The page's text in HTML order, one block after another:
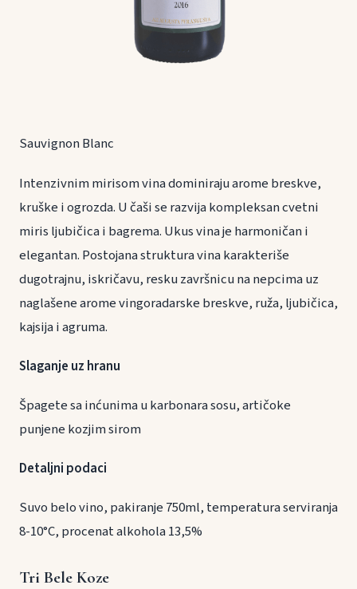
Sauvignon Blanc
Intenzivnim mirisom vina dominiraju arome breskve,
kruške i ogrozda. U čaši se razvija kompleksan cvetni
miris ljubičica i bagrema. Ukus vina je harmoničan i
elegantan. Postojana struktura vina karakteriše
dugotrajnu, iskričavu, resku završnicu na nepcima uz
naglašene arome vingoradarske breskve, ruža, ljubičica,
kajsija i agruma.
Slaganje uz hranu
Špagete sa inćunima u karbonara sosu, artičoke
punjene kozjim sirom
Detaljni podaci
Suvo belo vino, pakiranje 750ml, temperatura serviranja
8-10°C, procenat alkohola 13,5%
Tri Bele Koze